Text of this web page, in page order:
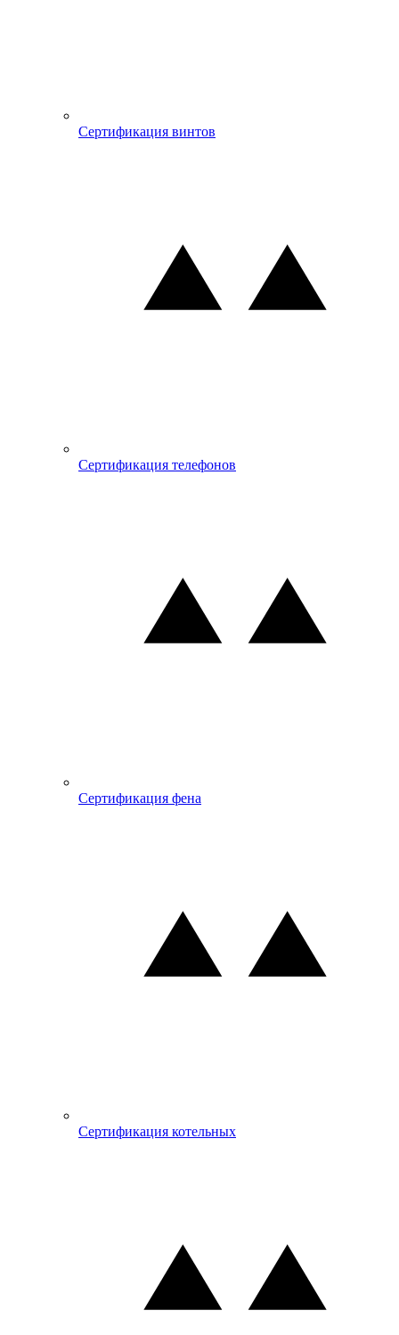
Сертификация винтов
Сертификация телефонов
Сертификация фена
Сертификация котельных